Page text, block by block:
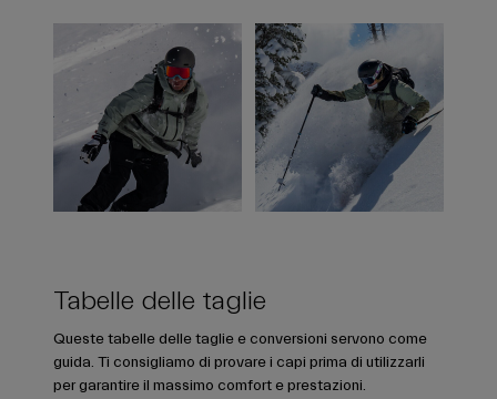
Tabelle delle taglie
Queste tabelle delle taglie e conversioni servono come
guida. Ti consigliamo di provare i capi prima di utilizzarli
per garantire il massimo comfort e prestazioni.